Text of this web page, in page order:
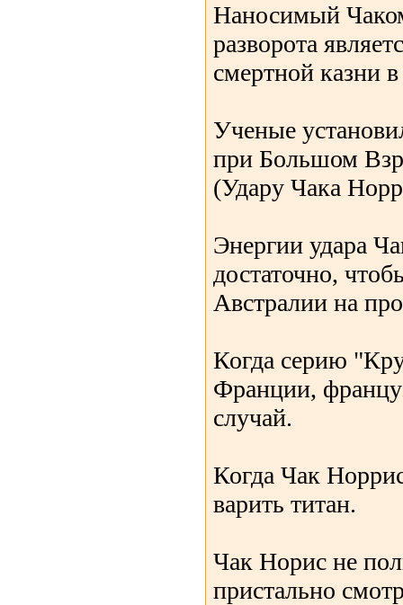
Наносимый
разворота
смертной казни
Ученые
при Большом
(Удару Чака
Энергии удара
достаточно,
Австралии на
Когда серию
Франции,
случай.
Когда Чак
варить титан.
Чак Норис не
пристально